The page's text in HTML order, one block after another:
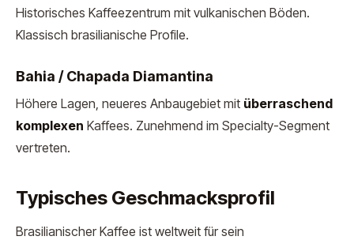
Historisches Kaffeezentrum mit vulkanischen Böden.
Klassisch brasilianische Profile.
Bahia / Chapada Diamantina
Höhere Lagen, neueres Anbaugebiet mit überraschend
komplexen Kaffees. Zunehmend im Specialty-Segment
vertreten.
Typisches Geschmacksprofil
Brasilianischer Kaffee ist weltweit für sein